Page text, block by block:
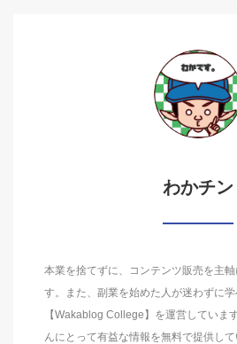
わかチン
本業を捨てずに、コンテンツ販売を主
す。また、副業を始めた人が迷わずに
【Wakablog College】を運営していま
んにとって有益な情報を無料で提供し